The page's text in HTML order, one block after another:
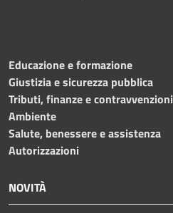
Educazione e formazione
Giustizia e sicurezza pubblica
Tributi, finanze e contravvenzioni
Ambiente
Salute, benessere e assistenza
Autorizzazioni
NOVITÀ